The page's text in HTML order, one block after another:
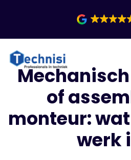
of
monteur:
werk